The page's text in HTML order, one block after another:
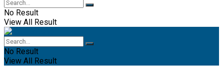
No Result
View All Result
No Result
View All Result